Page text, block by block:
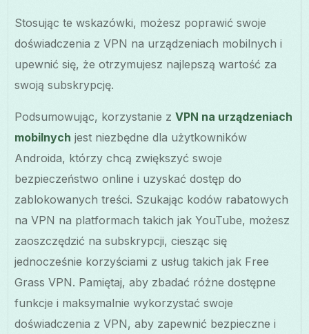
Stosując te wskazówki, możesz poprawić swoje
doświadczenia z VPN na urządzeniach mobilnych i
upewnić się, że otrzymujesz najlepszą wartość za
swoją subskrypcję.
Podsumowując, korzystanie zVPN na urządzeniach
mobilnych jest niezbędne dla użytkowników
Androida, którzy chcą zwiększyć swoje
bezpieczeństwo online i uzyskać dostęp do
zablokowanych treści. Szukając kodów rabatowych
na VPN na platformach takich jak YouTube, możesz
zaoszczędzić na subskrypcji, ciesząc się
jednocześnie korzyściami z usług takich jak Free
Grass VPN. Pamiętaj, aby zbadać różne dostępne
funkcje i maksymalnie wykorzystać swoje
doświadczenia z VPN, aby zapewnić bezpieczne i